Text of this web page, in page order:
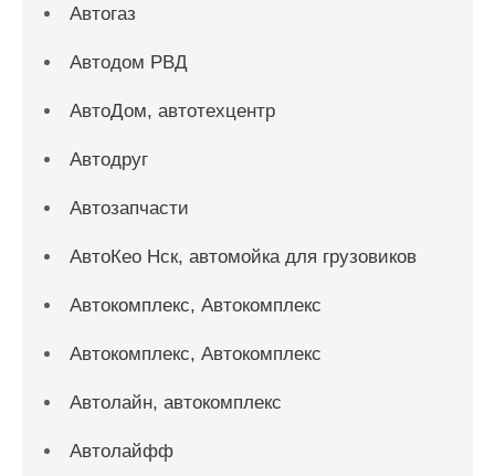
Автогаз
Автодом РВД
АвтоДом, автотехцентр
Автодруг
Автозапчасти
АвтоКео Нск, автомойка для грузовиков
Автокомплекс, Автокомплекс
Автокомплекс, Автокомплекс
Автолайн, автокомплекс
Автолайфф